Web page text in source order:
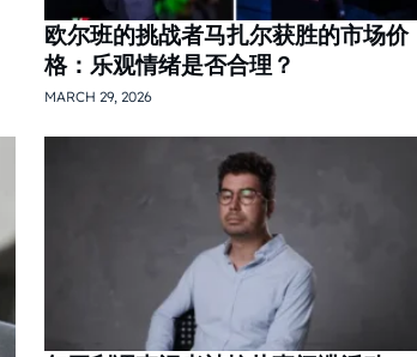
欧尔班的挑战者马扎尔获胜的市场价
格：乐观情绪是否合理？
MARCH 29, 2026